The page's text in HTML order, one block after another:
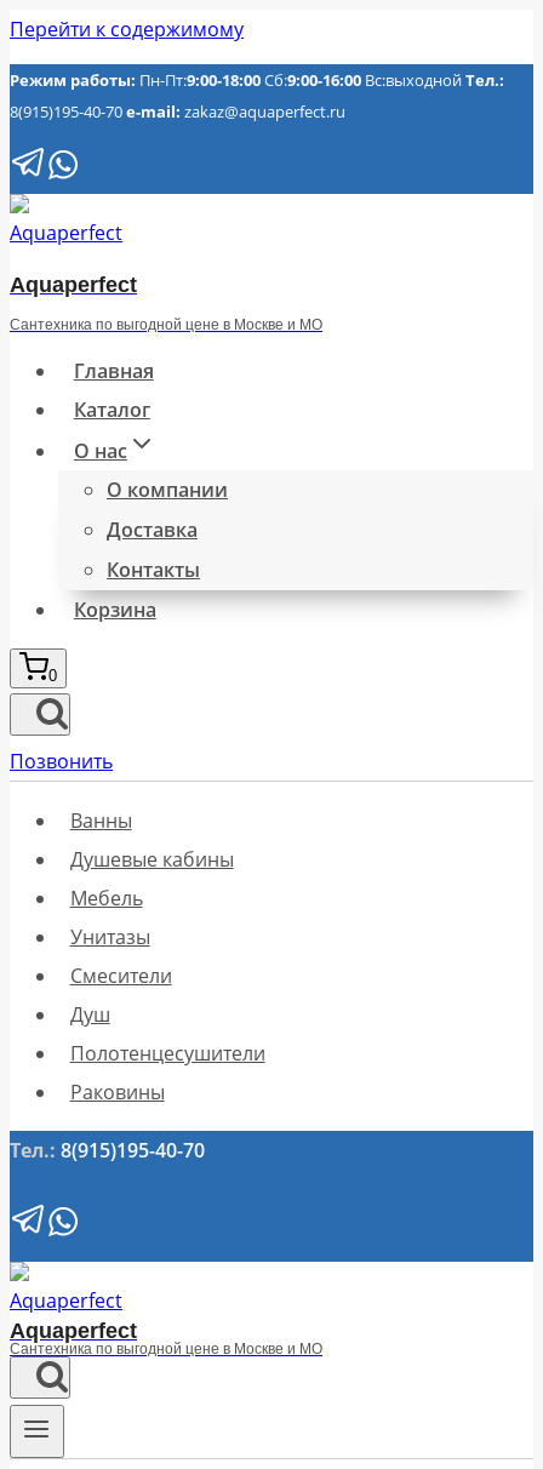
Перейти к содержимому
Режим работы: Пн-Пт:9:00-18:00Сб:9:00-16:00 Вс:выходнойТел.:
8(915)195-40-70e-mail: zakaz@aquaperfect.ru
Aquaperfect
Сантехника по выгодной цене в Москве и МО
Главная
Каталог
О нас
О компании
Доставка
Контакты
Корзина
0
Позвонить
Ванны
Душевые кабины
Мебель
Унитазы
Смесители
Душ
Полотенцесушители
Раковины
Тел.: 8(915)195-40-70
Aquaperfect
Сантехника по выгодной цене в Москве и МО